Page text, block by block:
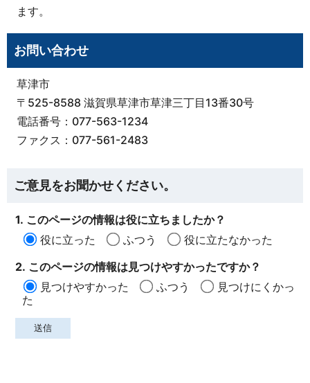
ます。
お問い合わせ
草津市
〒525-8588 滋賀県草津市草津三丁目13番30号
電話番号：077-563-1234
ファクス：077-561-2483
ご意見をお聞かせください。
1. このページの情報は役に立ちましたか？
役に立った
ふつう
役に立たなかった
2. このページの情報は見つけやすかったですか？
見つけやすかった
ふつう
見つけにくかっ
た